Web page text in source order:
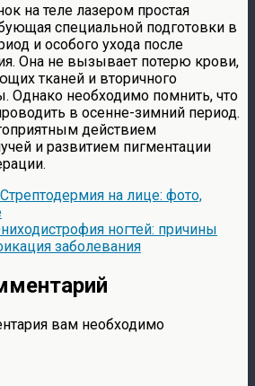
на теле лазером простая
специальной подготовки в
и особого ухода после
Она не вызывает потерю крови,
тканей и вторичного
Однако необходимо помнить, что
в осенне-зимний период.
действием
и развитием пигментации
Стрептодермия на лице: фото,
ногтей: причины
заболевания
вам необходимо